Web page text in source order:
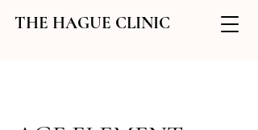
THE HAGUE CLINIC